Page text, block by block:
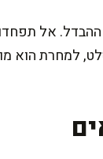
אל תפחדו
למחרת הוא